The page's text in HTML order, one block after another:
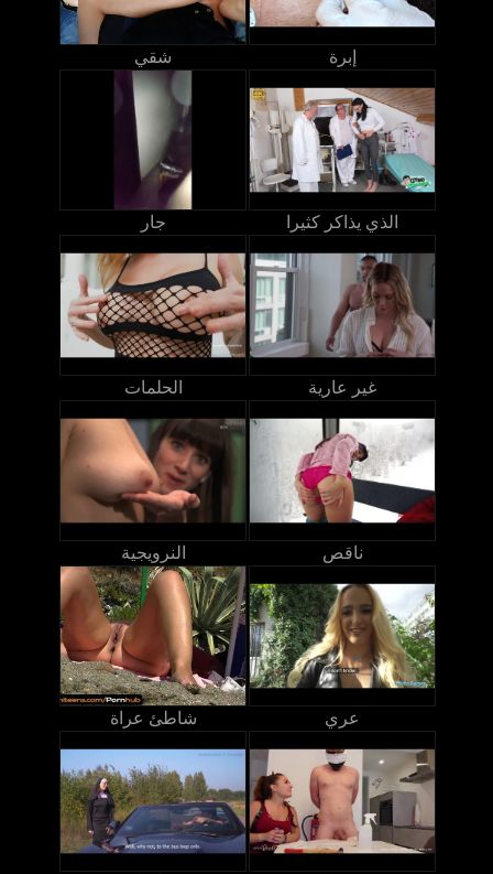
شقي إبرة
جار الذي يذاكر كثيرا
الحلمات غير عارية
النرويجية ناقص
شاطئ عراة عري